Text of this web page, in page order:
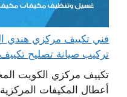
تركيب صيانة تصليح
تكييف مركزي الكويت
أعطال المكيفات